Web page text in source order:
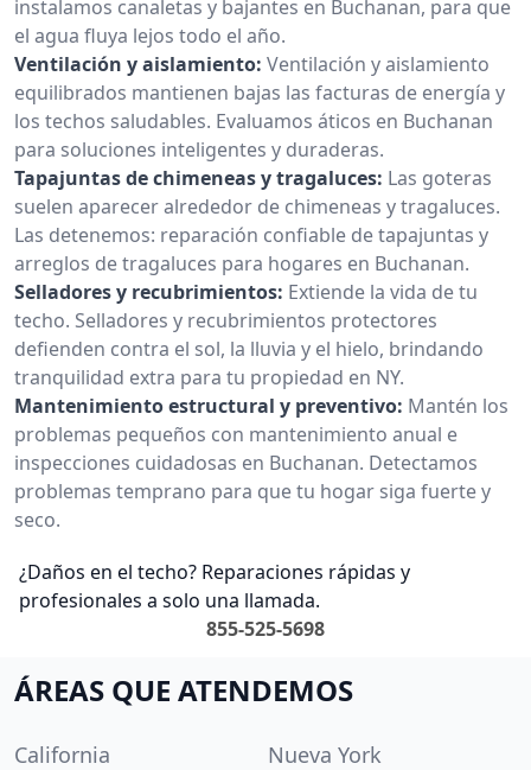
instalamos canaletas y bajantes en Buchanan, para que
el agua fluya lejos todo el año.
Ventilación y aislamiento: Ventilación y aislamiento
equilibrados mantienen bajas las facturas de energía y
los techos saludables. Evaluamos áticos en Buchanan
para soluciones inteligentes y duraderas.
Tapajuntas de chimeneas y tragaluces: Las goteras
suelen aparecer alrededor de chimeneas y tragaluces.
Las detenemos: reparación confiable de tapajuntas y
arreglos de tragaluces para hogares en Buchanan.
Selladores y recubrimientos: Extiende la vida de tu
techo. Selladores y recubrimientos protectores
defienden contra el sol, la lluvia y el hielo, brindando
tranquilidad extra para tu propiedad en NY.
Mantenimiento estructural y preventivo: Mantén los
problemas pequeños con mantenimiento anual e
inspecciones cuidadosas en Buchanan. Detectamos
problemas temprano para que tu hogar siga fuerte y
seco.
¿Daños en el techo? Reparaciones rápidas y
profesionales a solo una llamada.
855-525-5698
ÁREAS QUE ATENDEMOS
California
Nueva York